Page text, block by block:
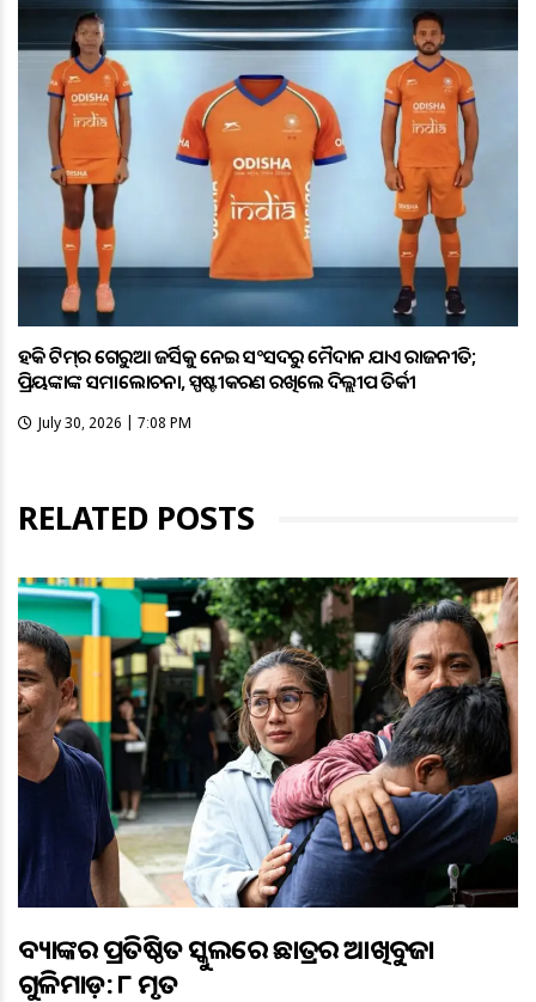
ହକି ଟିମ୍‌ର ଗେରୁଆ ଜର୍ସିକୁ ନେଇ ସଂସଦରୁ ମୈଦାନ ଯାଏଁ ରାଜନୀତି;
ପ୍ରିୟଙ୍କାଙ୍କ ସମାଲୋଚନା, ସ୍ପଷ୍ଟୀକରଣ ରଖିଲେ ଦିଲ୍ଲୀପ ତିର୍କୀ
July 30, 2026 | 7:08 PM
RELATED POSTS
ବ୍ୟାଙ୍କକର ପ୍ରତିଷ୍ଠିତ ସ୍କୁଲରେ ଛାତ୍ରର ଆଖିବୁଜା
ଗୁଳିମାଡ଼: ୮ ମୃତ